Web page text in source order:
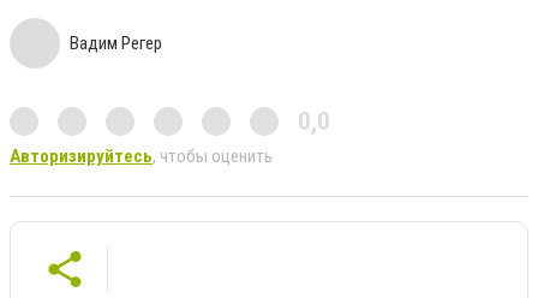
Вадим Регер
0,0
Авторизируйтесь, чтобы оценить